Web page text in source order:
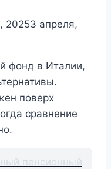
20253 апреля,
фонд в Италии,
поверх
сравнение
пенсионный